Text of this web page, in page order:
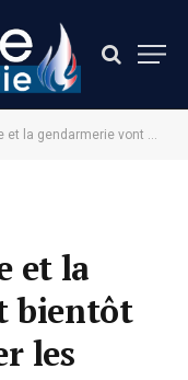
vont bientôt pouvoir préempter les réseaux 4G
et la
bientôt
les